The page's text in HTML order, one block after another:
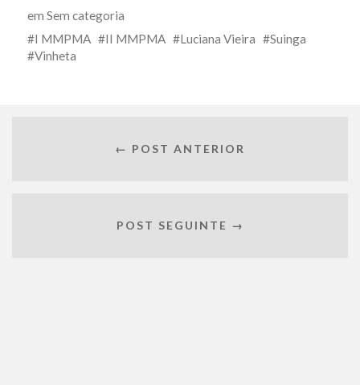
em Sem categoria
I MMPMA
II MMPMA Luciana Vieira
Suinga
Vinheta
← POST ANTERIOR
POST SEGUINTE →